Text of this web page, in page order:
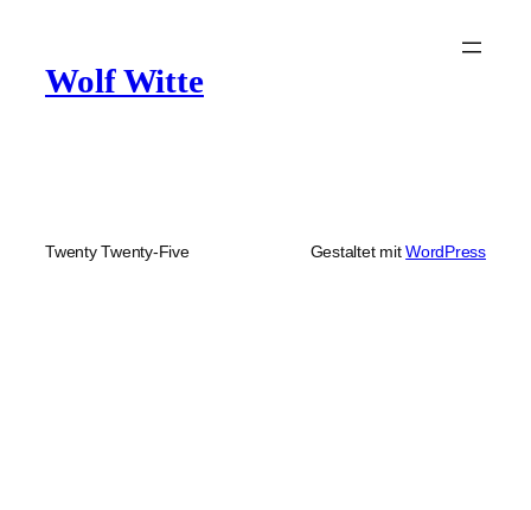
Wolf Witte
Twenty Twenty-Five Gestaltet mitWordPress